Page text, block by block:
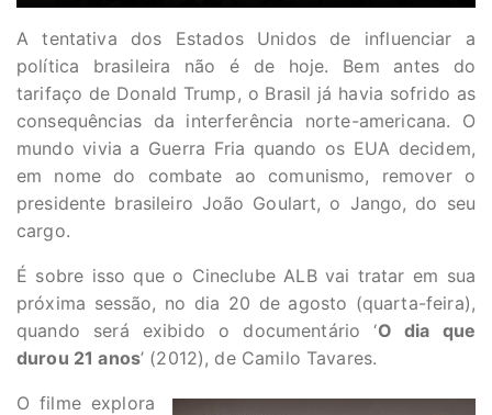
A tentativa dos Estados Unidos de influenciar a
política brasileira não é de hoje. Bem antes do
tarifaço de Donald Trump, o Brasil já havia sofrido as
consequências da interferência norte-americana. O
mundo vivia a Guerra Fria quando os EUA decidem,
em nome do combate ao comunismo, remover o
presidente brasileiro João Goulart, o Jango, do seu
cargo.
É sobre isso que o Cineclube ALB vai tratar em sua
próxima sessão, no dia 20 de agosto (quarta-feira),
quando será exibido o documentário ‘O dia que
durou 21 anos’ (2012), de Camilo Tavares.
O filme explora